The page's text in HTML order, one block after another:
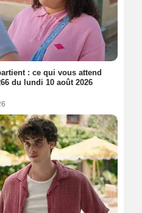
: ce qui vous attend
du lundi 10 août 2026